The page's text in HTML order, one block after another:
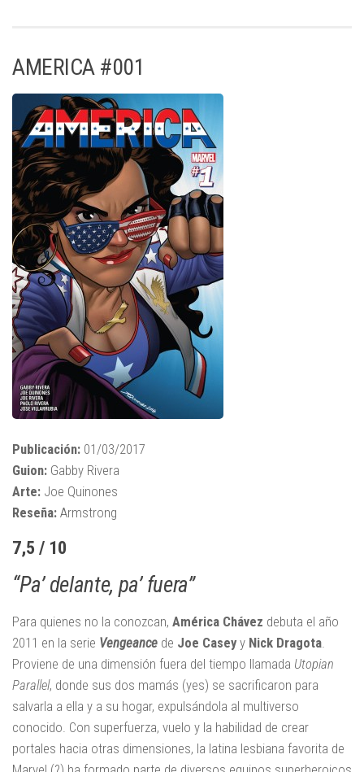
AMERICA #001
Publicación: 01/03/2017
Guion: Gabby Rivera
Arte: Joe Quinones
Reseña: Armstrong
7,5 / 10
“Pa’ delante, pa’ fuera”
Para quienes no la conozcan, América Chávez debuta el año
2011 en la serie Vengeance de Joe Casey y Nick Dragota.
Proviene de una dimensión fuera del tiempo llamada Utopian
Parallel, donde sus dos mamás (yes) se sacrificaron para
salvarla a ella y a su hogar, expulsándola al multiverso
conocido. Con superfuerza, vuelo y la habilidad de crear
portales hacia otras dimensiones, la latina lesbiana favorita de